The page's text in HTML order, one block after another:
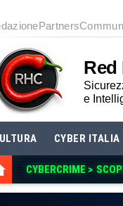
Partners
Red
e
CYBER ITALIA
CYBERCRIME >